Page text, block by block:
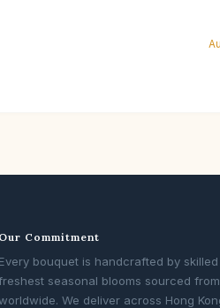
Our Commitment
Every bouquet is handcrafted by
seasonal blooms sourced
We deliver across Hong